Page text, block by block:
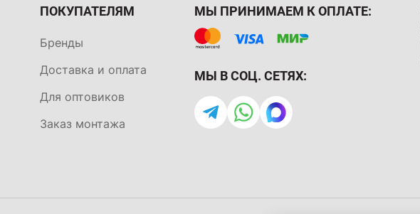
ПОКУПАТЕЛЯМ
Бренды
Доставка и оплата
Для оптовиков
Заказ монтажа
МЫ ПРИНИМАЕМ К ОПЛАТЕ:
МЫ В СОЦ. СЕТЯХ: